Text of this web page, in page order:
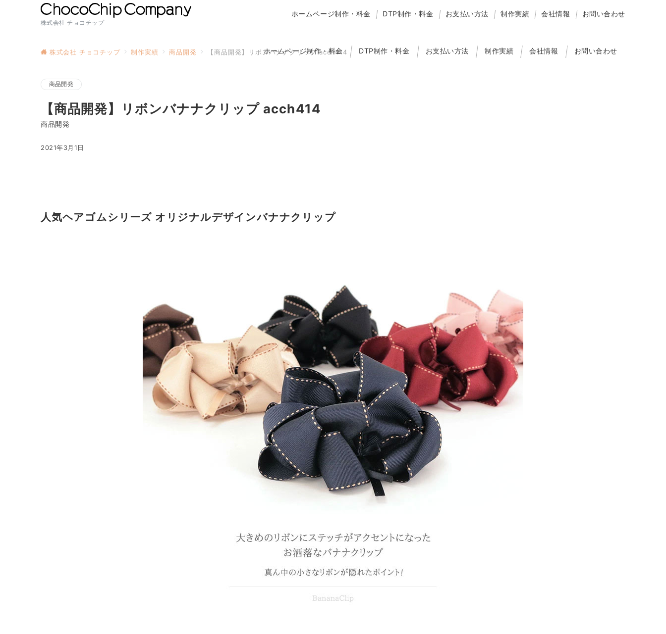
株式会社 チョコチップ
ホームページ制作・料金 DTP制作・料金 お支払い方法 制作実績 会社情報 お問い合わせ
ホームページ制作・料金 DTP制作・料金 お支払い方法 制作実績 会社情報 お問い合わせ
株式会社 チョコチップ 制作実績 商品開発 【商品開発】リボンバナナクリップ acch414
商品開発
【商品開発】リボンバナナクリップ acch414
商品開発
2021年3月1日
人気ヘアゴムシリーズ オリジナルデザインバナナクリップ